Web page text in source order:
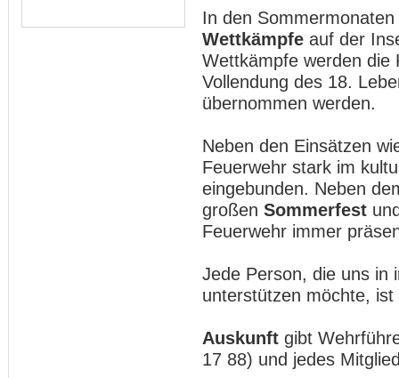
In den
Wettkämpfe auf der
Wettkämpfe werden die
Vollendung des 18.
übernommen werden.
Neben den Einsätzen
Feuerwehr stark im
eingebunden. Neben
großen Sommerfest
Feuerwehr immer
Jede Person, die uns in
unterstützen möchte,
Auskunft gibt
17 88) und jedes